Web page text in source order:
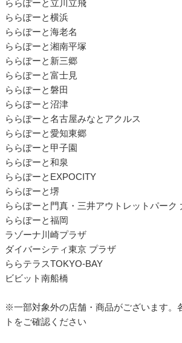
ららぽーと立川立飛
ららぽーと横浜
ららぽーと海老名
ららぽーと湘南平塚
ららぽーと新三郷
ららぽーと富士見
ららぽーと磐田
ららぽーと沼津
ららぽーと名古屋みなとアクルス
ららぽーと愛知東郷
ららぽーと甲子園
ららぽーと和泉
ららぽーとEXPOCITY
ららぽーと堺
ららぽーと門真・三井アウトレットパーク
ららぽーと福岡
ラゾーナ川崎プラザ
ダイバーシティ東京 プラザ
ららテラスTOKYO-BAY
ビビット南船橋
※一部対象外の店舗・商品がございます。
トをご確認ください